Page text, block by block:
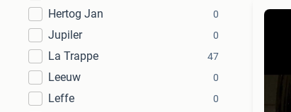
Hertog Jan 0
Jupiler 0
La Trappe 47
Leeuw 0
Leffe 0